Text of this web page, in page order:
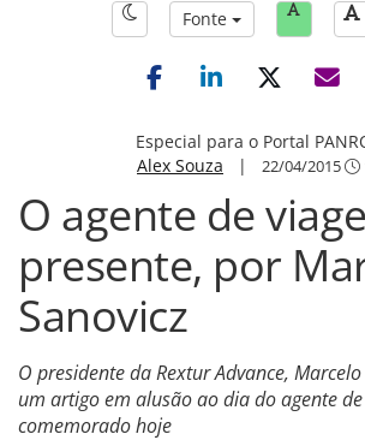
Fonte
Especial para o Portal
Alex Souza | 22/04/2015
O agente de
presente, por
Sanovicz
O presidente da Rextur Advance,
um artigo em alusão ao dia do agente de
comemorado hoje